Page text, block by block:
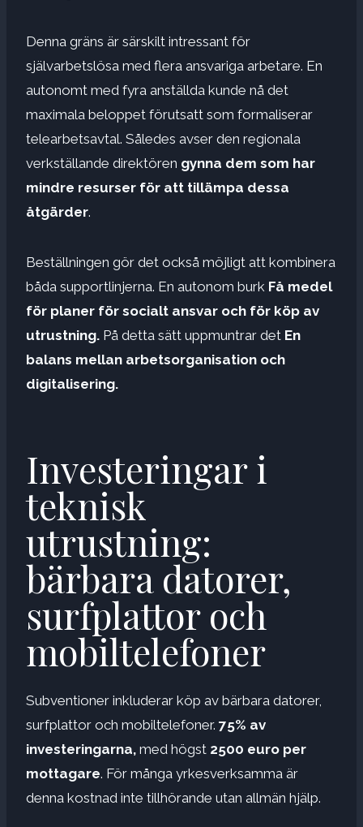
Denna gräns är särskilt intressant för
självarbetslösa med flera ansvariga arbetare. En
autonomt med fyra anställda kunde nå det
maximala beloppet förutsatt som formaliserar
telearbetsavtal. Således avser den regionala
verkställande direktören gynna dem som har
mindre resurser för att tillämpa dessa
åtgärder.
Beställningen gör det också möjligt att kombinera
båda supportlinjerna. En autonom burk Få medel
för planer för socialt ansvar och för köp av
utrustning. På detta sätt uppmuntrar det En
balans mellan arbetsorganisation och
digitalisering.
Investeringar i
teknisk
utrustning:
bärbara datorer,
surfplattor och
mobiltelefoner
Subventioner inkluderar köp av bärbara datorer,
surfplattor och mobiltelefoner. 75% av
investeringarna, med högst 2500 euro per
mottagare. För många yrkesverksamma är
denna kostnad inte tillhörande utan allmän hjälp.